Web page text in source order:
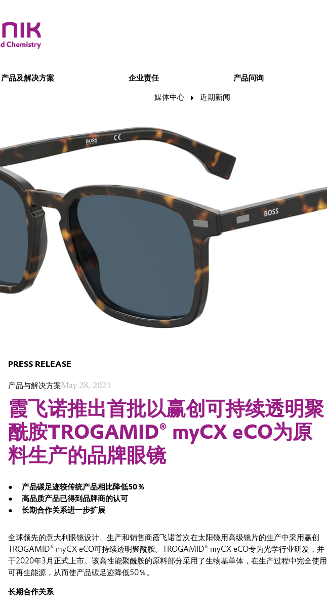
产品及解决方案 企业责任 产品问询
媒体中心 近期新闻
PRESS RELEASE
产品与解决方案May 28, 2021
霞飞诺推出首批以赢创可持续透明聚
酰胺TROGAMID® myCX eCO为原
料生产的品牌眼镜
产品碳足迹较传统产品相比降低50％
高品质产品已得到品牌商的认可
长期合作关系进一步扩展
全球领先的意大利眼镜设计、生产和销售商霞飞诺首次在太阳镜用高级镜片的生产中采用赢创
TROGAMID® myCX eCO可持续透明聚酰胺。TROGAMID® myCX eCO专为光学行业研发，并
于2020年3月正式上市。该高性能聚酰胺的原料部分采用了生物基单体，在生产过程中完全使用
可再生能源，从而使产品碳足迹降低50％。
长期合作关系